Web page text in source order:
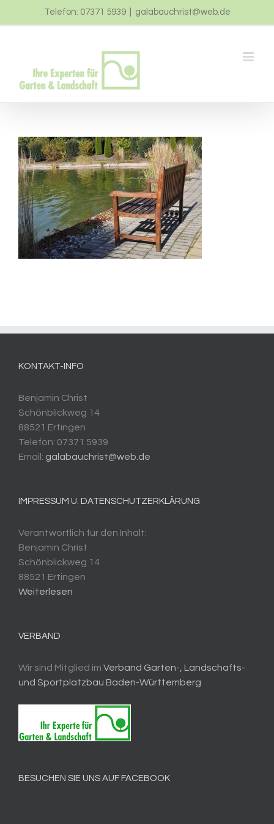
Telefon: 07371 5939 galabauchrist@web.de
KONTAKT-INFO
Benjamin Christ
Schönblickweg 14
88521 Ertingen
Telefon: 07371 5939
Email: galabauchrist@web.de
IMPRESSUM U. DATENSCHUTZERKLÄRUNG
Verantwortlich für den Inhalt:
Benjamin Christ
Schönblickweg 14
88521 Ertingen
Weiterlesen
VERBAND
Wir sind Mitglied im Verband Garten-, Landschafts-
und Sportplatzbau Baden-Württemberg
BESUCHEN SIE UNS AUF FACEBOOK